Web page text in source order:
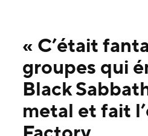
« C’était
groupes qui
Black
metal et fait